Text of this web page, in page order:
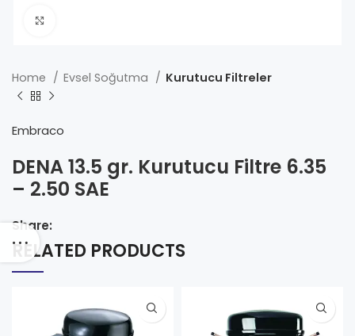
Home Evsel Soğutma Kurutucu Filtreler
Embraco
DENA 13.5 gr. Kurutucu Filtre 6.35
– 2.50 SAE
Share:
RELATED PRODUCTS